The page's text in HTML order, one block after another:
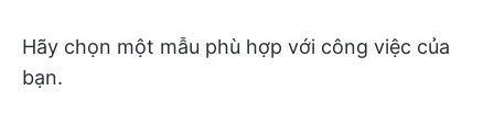
Hãy chọn một mẫu phù hợp với công việc của
bạn.